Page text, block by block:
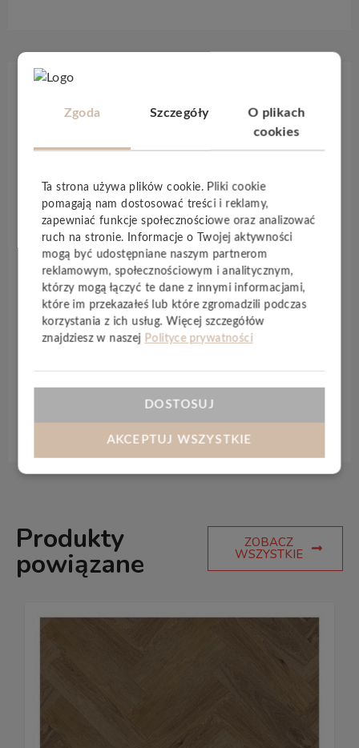
Specyfikacja techniczna
Panele winyloweLamett ParquetVinyl Yukono
podłogi zarówno w pomieszczeniach domowych, jak i
w komercyjnych. Spokój i klasa to słowa najlepiej
opisująceYukon. Delikatne, naturalne kolory
połączone są ze spokojną strukturą drewna z
rozrzuconymi tu i ówdzie sękami. Mimo to podłoga
nie jest nudna. Głęboka, realistyczna struktura
drewna i duża liczba unikatowych desek pozwalają
zapomnieć, że nie jest to prawdziwy parkiet. Panele
Yukonsąwodoodporne, nadają się do
zintegrowany podkład.
Produkty
powiązane
ZOBACZ
WSZYSTKIE
Zgoda Szczegóły
O plikach
cookies
Ta strona używa plików cookie. Pliki cookie
pomagają nam dostosować treści i reklamy,
zapewniać funkcje społecznościowe oraz analizować
ruch na stronie. Informacje o Twojej aktywności
mogą być udostępniane naszym partnerom
reklamowym, społecznościowym i analitycznym,
którzy mogą łączyć te dane z innymi informacjami,
które im przekazałeś lub które zgromadzili podczas
korzystania z ich usług. Więcej szczegółów
znajdziesz w naszej Polityce prywatności
DOSTOSUJ
AKCEPTUJ WSZYSTKIE